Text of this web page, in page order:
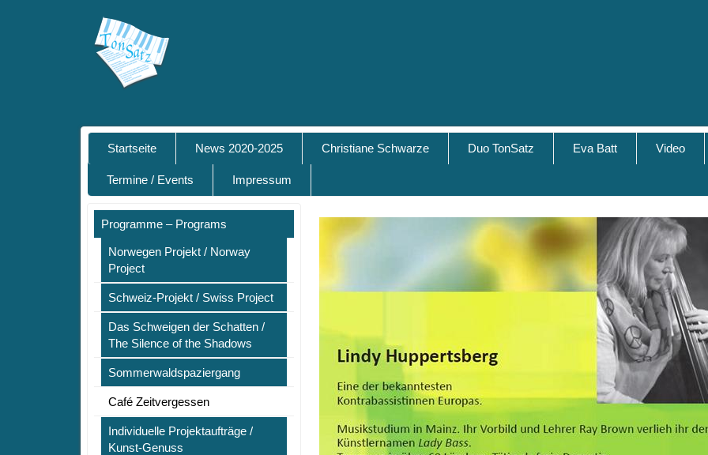
Startseite News 2020-2025 Christiane Schwarze Duo TonSatz Eva Batt Video
Termine / Events Impressum
Programme – Programs
Norwegen Projekt / Norway
Project
Schweiz-Projekt / Swiss Project
Das Schweigen der Schatten /
The Silence of the Shadows
Sommerwaldspaziergang
Café Zeitvergessen
Individuelle Projektaufträge /
Kunst-Genuss